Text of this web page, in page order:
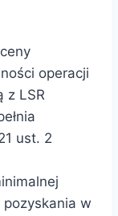
operacji
z LSR
ust. 2
w